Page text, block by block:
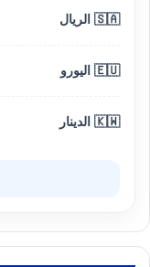
🇸🇦 الريال
🇪🇺 اليورو
🇰🇼 الدينار